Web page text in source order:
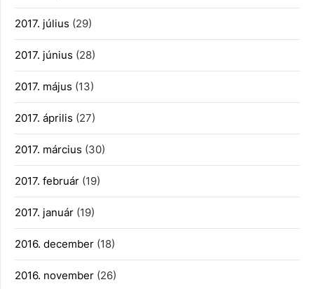
2017. július (29)
2017. június (28)
2017. május (13)
2017. április (27)
2017. március (30)
2017. február (19)
2017. január (19)
2016. december (18)
2016. november (26)